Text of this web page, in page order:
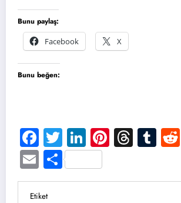
Bunu paylaş:
Facebook
X
Bunu beğen:
Facebook
TwitterLinkedIn
Pinterest
EmailShare
Etiket